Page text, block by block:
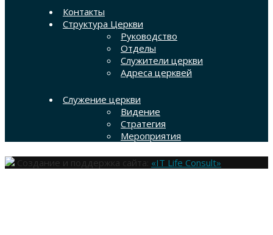
Контакты
Структура Церкви
Руководство
Отделы
Служители церкви
Адреса церквей
Служение церкви
Видение
Стратегия
Мероприятия
Создание и поддержка сайта: «IT Life Consult»